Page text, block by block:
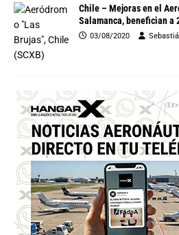
Chile – Mejoras en el
Salamanca, benefician a
03/08/2020